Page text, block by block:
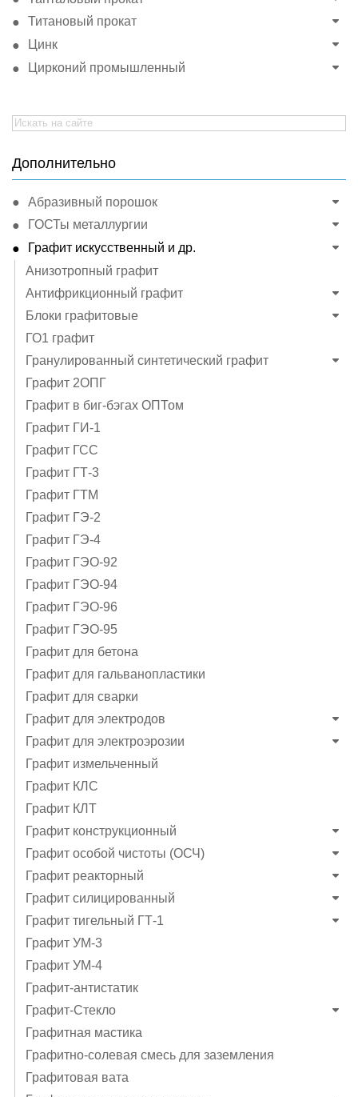
Титановый прокат
Цинк
Цирконий промышленный
Search
for:
Дополнительно
Абразивный порошок
ГОСТы металлургии
Графит искусственный и др.
Анизотропный графит
Антифрикционный графит
Блоки графитовые
ГО1 графит
Гранулированный синтетический графит
Графит 2ОПГ
Графит в биг-бэгах ОПТом
Графит ГИ-1
Графит ГСС
Графит ГТ-3
Графит ГТМ
Графит ГЭ-2
Графит ГЭ-4
Графит ГЭO-92
Графит ГЭO-94
Графит ГЭO-96
Графит ГЭО-95
Графит для бетона
Графит для гальванопластики
Графит для сварки
Графит для электродов
Графит для электроэрозии
Графит измельченный
Графит КЛС
Графит КЛТ
Графит конструкционный
Графит особой чистоты (ОСЧ)
Графит реакторный
Графит силицированный
Графит тигельный ГТ-1
Графит УМ-3
Графит УМ-4
Графит-антистатик
Графит-Стекло
Графитная мастика
Графитно-солевая смесь для заземления
Графитовая вата